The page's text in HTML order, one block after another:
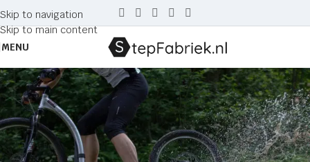
Skip to navigation
Skip to main content
MENU
Tag Archives: voetplank
Home Posts Tagged "voetplank"